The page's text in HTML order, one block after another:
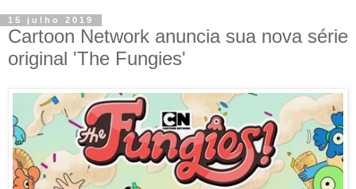
15 julho 2019
Cartoon Network anuncia sua nova série
original 'The Fungies'